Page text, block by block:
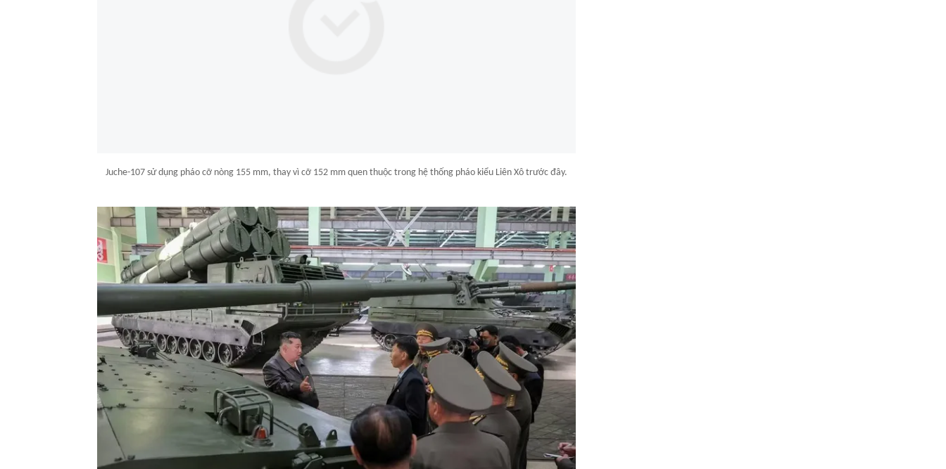
Juche-107 sử dụng pháo cỡ nòng 155 mm, thay vì cỡ 152 mm quen thuộc trong hệ thống pháo kiểu Liên Xô trước đây.